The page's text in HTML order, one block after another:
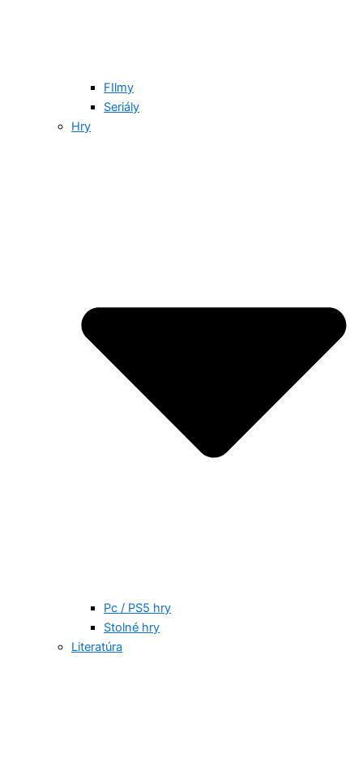
FIlmy
Seriály
Hry
Pc / PS5 hry
Stolné hry
Literatúra